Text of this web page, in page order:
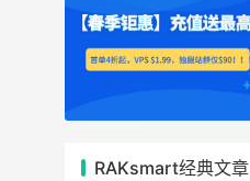
RAKsmart经典文章